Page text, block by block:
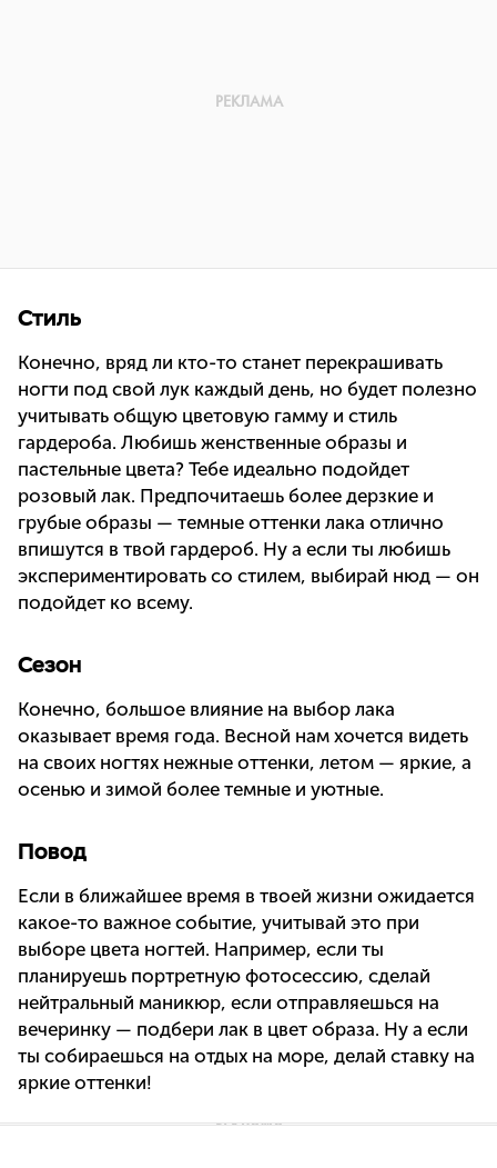
Стиль
Конечно, вряд ли кто-то станет перекрашивать
ногти под свой лук каждый день, но будет полезно
учитывать общую цветовую гамму и стиль
гардероба. Любишь женственные образы и
пастельные цвета? Тебе идеально подойдет
розовый лак. Предпочитаешь более дерзкие и
грубые образы — темные оттенки лака отлично
впишутся в твой гардероб. Ну а если ты любишь
экспериментировать со стилем, выбирай нюд — он
подойдет ко всему.
Сезон
Конечно, большое влияние на выбор лака
оказывает время года. Весной нам хочется видеть
на своих ногтях нежные оттенки, летом — яркие, а
осенью и зимой более темные и уютные.
Повод
Если в ближайшее время в твоей жизни ожидается
какое-то важное событие, учитывай это при
выборе цвета ногтей. Например, если ты
планируешь портретную фотосессию, сделай
нейтральный маникюр, если отправляешься на
вечеринку — подбери лак в цвет образа. Ну а если
ты собираешься на отдых на море, делай ставку на
яркие оттенки!